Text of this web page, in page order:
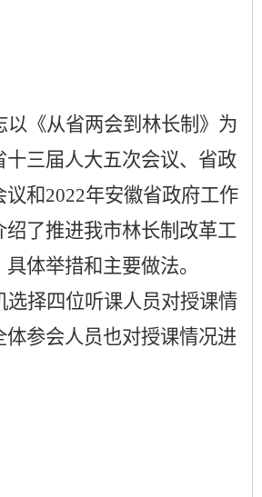
以《从省两会到林长制》为
十三届人大五次会议、省政
议和2022年安徽省政府工作
绍了推进我市林长制改革工
体举措和主要做法。
选择四位听课人员对授课情
体参会人员也对授课情况进